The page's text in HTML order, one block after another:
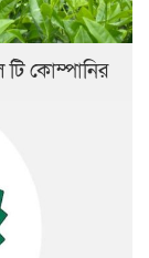
কোম্পানির